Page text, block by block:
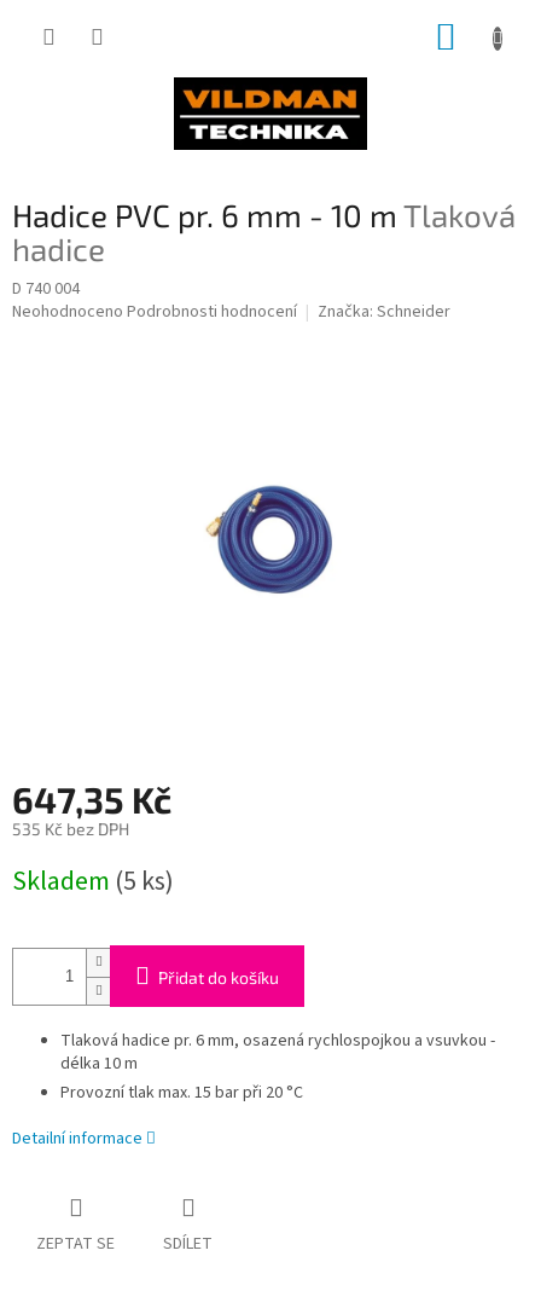
Hadice PVC pr. 6 mm - 10 m Tlaková
hadice
D 740 004
Průměrné
Neohodnoceno Podrobnosti hodnocení Značka: Schneider
647,35 Kč
535 Kč bez DPH
cena:
Skladem (5 ks)
Přidat do košíku
Tlaková hadice pr. 6 mm, osazená rychlospojkou a vsuvkou -
délka 10 m
Provozní tlak max. 15 bar při 20 °C
Detailní informace
ZEPTAT SE SDÍLET